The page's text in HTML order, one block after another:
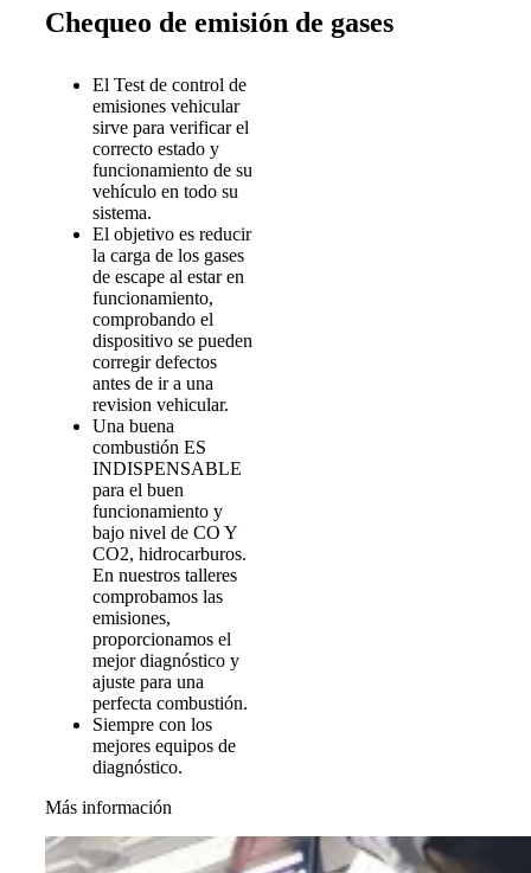
Chequeo de emisión de gases
El Test de control de
emisiones vehicular
sirve para verificar el
correcto estado y
funcionamiento de su
vehículo en todo su
sistema.
El objetivo es reducir
la carga de los gases
de escape al estar en
funcionamiento,
comprobando el
dispositivo se pueden
corregir defectos
antes de ir a una
revision vehicular.
Una buena
combustión ES
INDISPENSABLE
para el buen
funcionamiento y
bajo nivel de CO Y
CO2, hidrocarburos.
En nuestros talleres
comprobamos las
emisiones,
proporcionamos el
mejor diagnóstico y
ajuste para una
perfecta combustión.
Siempre con los
mejores equipos de
diagnóstico.
Más información